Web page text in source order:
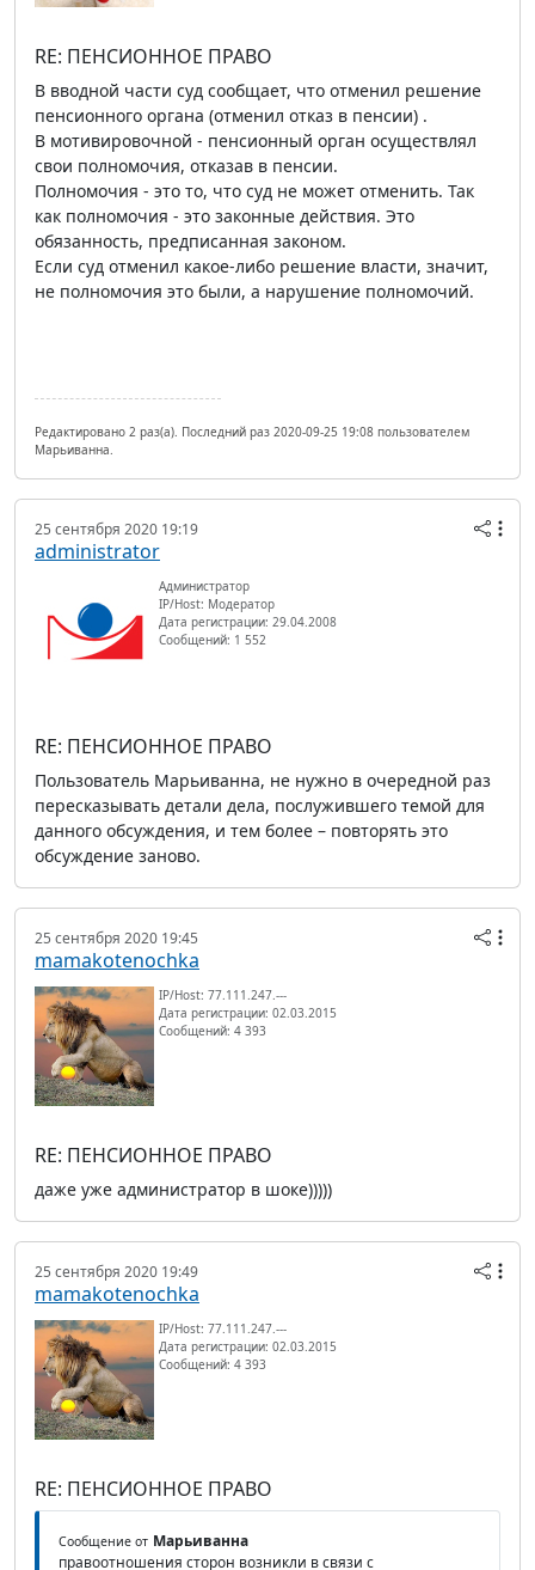
RE: ПЕНСИОННОЕ ПРАВО
В вводной части суд сообщает, что отменил решение
пенсионного органа (отменил отказ в пенсии) .
В мотивировочной - пенсионный орган осуществлял
свои полномочия, отказав в пенсии.
Полномочия - это то, что суд не может отменить. Так
как полномочия - это законные действия. Это
обязанность, предписанная законом.
Если суд отменил какое-либо решение власти, значит,
не полномочия это были, а нарушение полномочий.
Редактировано 2 раз(а). Последний раз 2020-09-25 19:08 пользователем
Марьиванна.
25 сентября 2020 19:19
administrator
Администратор
IP/Host: Модератор
Дата регистрации: 29.04.2008
Сообщений: 1 552
RE: ПЕНСИОННОЕ ПРАВО
Пользователь Марьиванна, не нужно в очередной раз
пересказывать детали дела, послужившего темой для
данного обсуждения, и тем более – повторять это
обсуждение заново.
25 сентября 2020 19:45
mamakotenochka
IP/Host: 77.111.247.---
Дата регистрации: 02.03.2015
Сообщений: 4 393
RE: ПЕНСИОННОЕ ПРАВО
даже уже администратор в шоке)))))
25 сентября 2020 19:49
mamakotenochka
IP/Host: 77.111.247.---
Дата регистрации: 02.03.2015
Сообщений: 4 393
RE: ПЕНСИОННОЕ ПРАВО
Сообщение от Марьиванна
правоотношения сторон возникли в связи с